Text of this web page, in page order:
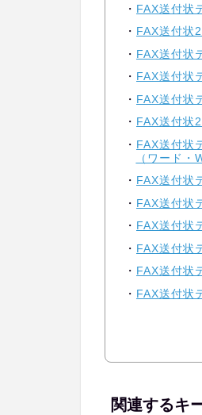
FAX送付状
FAX送付状
FAX送付状
FAX送付状
FAX送付状
FAX送付状
FAX送付状
（ワード・
FAX送付状
FAX送付状
FAX送付状
FAX送付状
FAX送付状
FAX送付状
関連するキ